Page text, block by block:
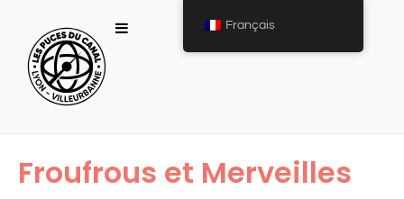
Froufrous et Merveilles
Français